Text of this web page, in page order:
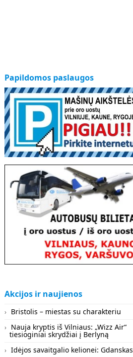
Papildomos paslaugos
Akcijos ir naujienos
Bristolis – miestas su charakteriu
Nauja kryptis iš Vilniaus: „Wizz Air“
tiesioginiai skrydžiai į Berlyną
Idėjos savaitgalio kelionei: Gdanskas